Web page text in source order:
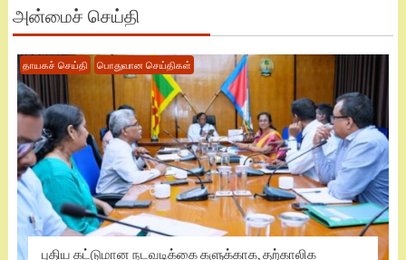
அன்மைச் செய்தி
தாயகச் செய்தி பொதுவான செய்திகள்
புதிய கட்டுமான நடவடிக்கை களுக்காக, தற்காலிக